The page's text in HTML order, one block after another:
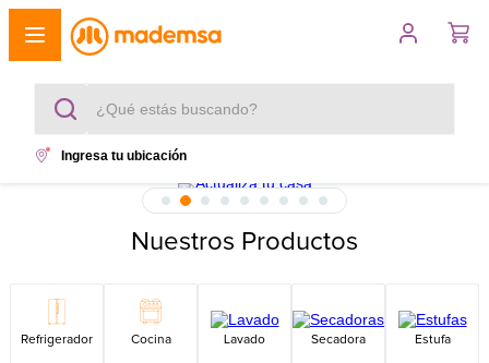
¿Qué estás buscando?
refrigerador
Ingresa tu ubicación
Nuestros Productos
Refrigerador Cocina Lavado Secadora Estufa